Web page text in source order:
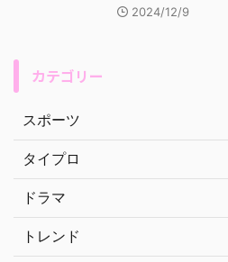
2024/12/9
カテゴリー
スポーツ
タイプロ
ドラマ
トレンド